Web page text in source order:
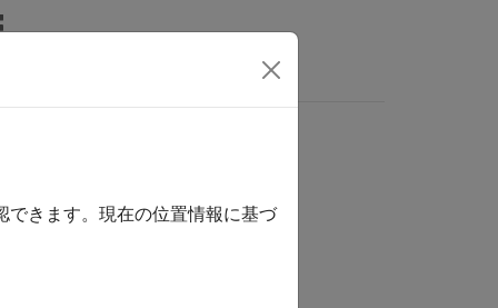
できます。現在の位置情報に基づ